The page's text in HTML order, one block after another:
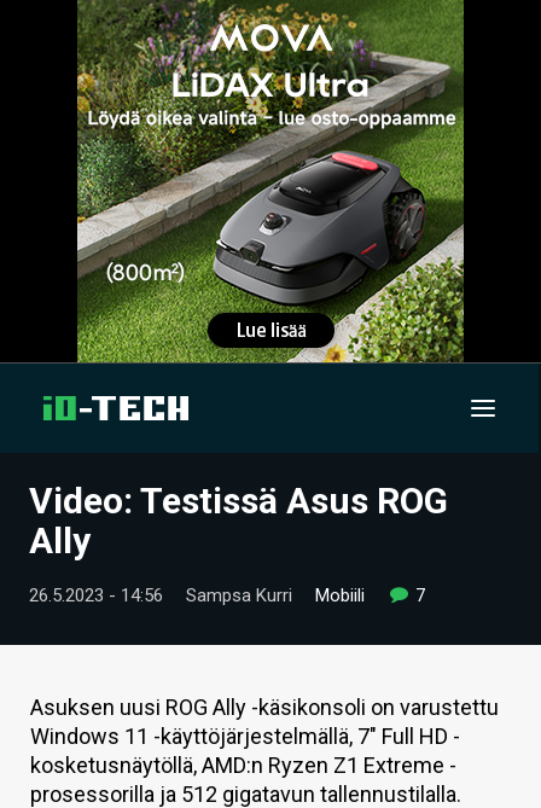
UUTISET
TIETOA
HINTA.FI
Video: Testissä Asus ROG
Ally
26.5.2023 - 14:56 Sampsa Kurri Mobiili 7
Asuksen uusi ROG Ally -käsikonsoli on varustettu
Windows 11 -käyttöjärjestelmällä, 7" Full HD -
kosketusnäytöllä, AMD:n Ryzen Z1 Extreme -
prosessorilla ja 512 gigatavun tallennustilalla.